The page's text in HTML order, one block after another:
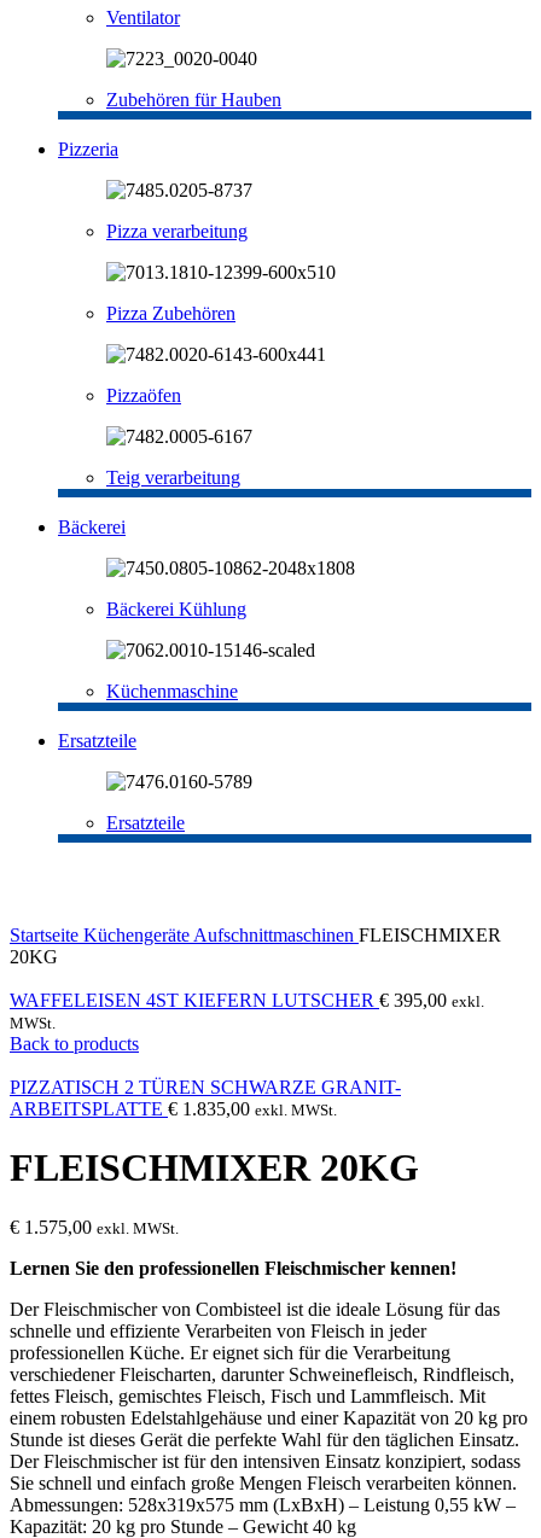
Ventilator
Zubehören für Hauben
Pizzeria
Pizza verarbeitung
Pizza Zubehören
Pizzaöfen
Teig verarbeitung
Bäckerei
Bäckerei Kühlung
Küchenmaschine
Ersatzteile
Ersatzteile
Startseite Küchengeräte Aufschnittmaschinen FLEISCHMIXER
20KG
WAFFELEISEN 4ST KIEFERN LUTSCHER € 395,00 exkl.
MWSt.
Back to products
PIZZATISCH 2 TÜREN SCHWARZE GRANIT-
ARBEITSPLATTE € 1.835,00 exkl. MWSt.
FLEISCHMIXER 20KG
€ 1.575,00 exkl. MWSt.
Lernen Sie den professionellen Fleischmischer kennen!
Der Fleischmischer von Combisteel ist die ideale Lösung für das
schnelle und effiziente Verarbeiten von Fleisch in jeder
professionellen Küche. Er eignet sich für die Verarbeitung
verschiedener Fleischarten, darunter Schweinefleisch, Rindfleisch,
fettes Fleisch, gemischtes Fleisch, Fisch und Lammfleisch. Mit
einem robusten Edelstahlgehäuse und einer Kapazität von 20 kg pro
Stunde ist dieses Gerät die perfekte Wahl für den täglichen Einsatz.
Der Fleischmischer ist für den intensiven Einsatz konzipiert, sodass
Sie schnell und einfach große Mengen Fleisch verarbeiten können.
Abmessungen: 528x319x575 mm (LxBxH) – Leistung 0,55 kW –
Kapazität: 20 kg pro Stunde – Gewicht 40 kg